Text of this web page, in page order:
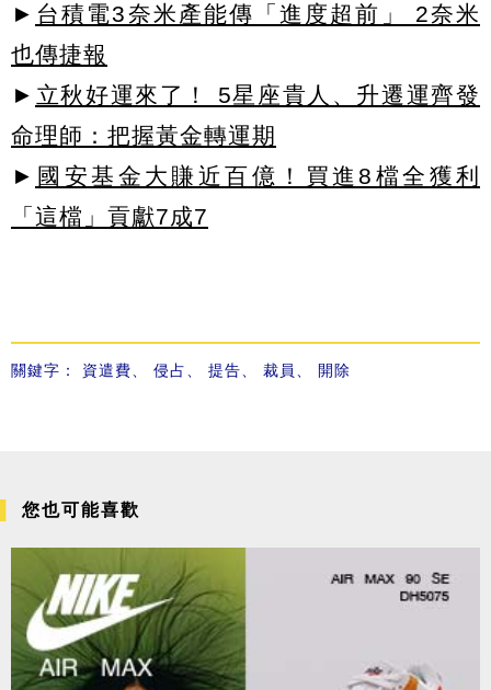
► 台積電3奈米產能傳「進度超前」 2奈米
也傳捷報
► 立秋好運來了！ 5星座貴人、升遷運齊發
命理師：把握黃金轉運期
► 國安基金大賺近百億！買進8檔全獲利
「這檔」貢獻7成7
關鍵字： 資遣費 侵占 提告 裁員 開除
您也可能喜歡